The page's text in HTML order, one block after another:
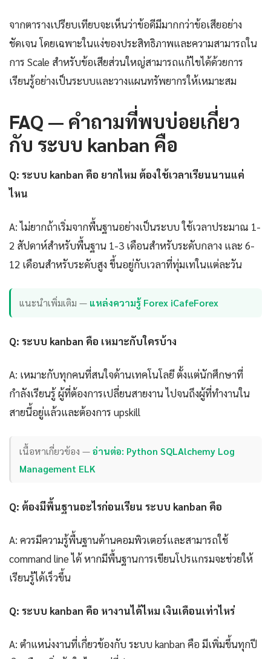
จากตารางเปรียบเทียบจะเห็นว่าข้อดีมีมากกว่าข้อเสียอย่าง
ชัดเจน โดยเฉพาะในแง่ของประสิทธิภาพและความสามารถใน
การ Scale สำหรับข้อเสียส่วนใหญ่สามารถแก้ไขได้ด้วยการ
เรียนรู้อย่างเป็นระบบและวางแผนทรัพยากรให้เหมาะสม
FAQ — คำถามที่พบบ่อยเกี่ยว
กับ ระบบ kanban คือ
Q: ระบบ kanban คือ ยากไหม ต้องใช้เวลาเรียนนานแค่
ไหน
A: ไม่ยากถ้าเริ่มจากพื้นฐานอย่างเป็นระบบ ใช้เวลาประมาณ 1-
2 สัปดาห์สำหรับพื้นฐาน 1-3 เดือนสำหรับระดับกลาง และ 6-
12 เดือนสำหรับระดับสูง ขึ้นอยู่กับเวลาที่ทุ่มเทในแต่ละวัน
แนะนำเพิ่มเติม — แหล่งความรู้ Forex iCafeForex
Q: ระบบ kanban คือ เหมาะกับใครบ้าง
A: เหมาะกับทุกคนที่สนใจด้านเทคโนโลยี ตั้งแต่นักศึกษาที่
กำลังเรียนรู้ ผู้ที่ต้องการเปลี่ยนสายงาน ไปจนถึงผู้ที่ทำงานใน
สายนี้อยู่แล้วและต้องการ upskill
เนื้อหาเกี่ยวข้อง —อ่านต่อ: Python SQLAlchemy Log
Management ELK
Q: ต้องมีพื้นฐานอะไรก่อนเรียน ระบบ kanban คือ
A: ควรมีความรู้พื้นฐานด้านคอมพิวเตอร์และสามารถใช้
command line ได้ หากมีพื้นฐานการเขียนโปรแกรมจะช่วยให้
เรียนรู้ได้เร็วขึ้น
Q: ระบบ kanban คือ หางานได้ไหม เงินเดือนเท่าไหร่
A: ตำแหน่งงานที่เกี่ยวข้องกับ ระบบ kanban คือ มีเพิ่มขึ้นทุกปี